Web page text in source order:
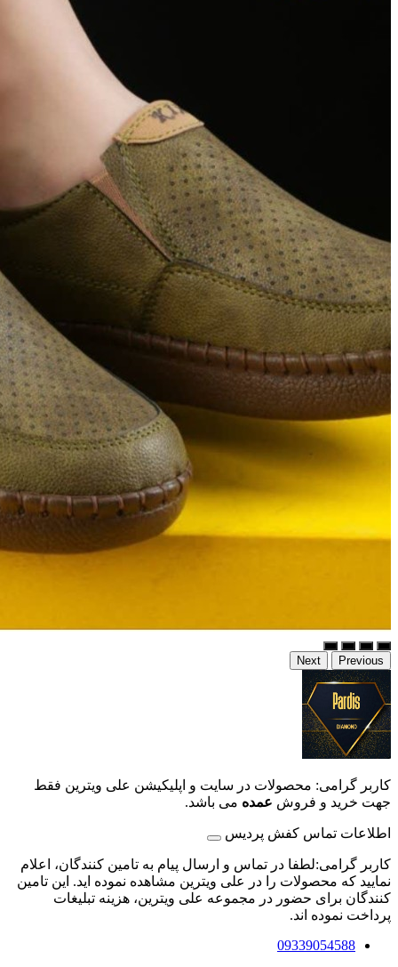
Previous
Next
کاربر گرامی: محصولات در سایت و اپلیکیشن علی ویترین فقط
جهت خرید و فروش عمده می باشد.
اطلاعات تماس کفش پردیس
کاربر گرامی:لطفا در تماس و ارسال پیام به تامین کنندگان، اعلام
نمایید که محصولات را در علی ویترین مشاهده نموده اید. این تامین
کنندگان برای حضور در مجموعه علی ویترین، هزینه تبلیغات
پرداخت نموده اند.
09339054588